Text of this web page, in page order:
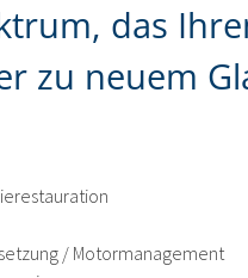
das
zu neuem
/ Motormanagement